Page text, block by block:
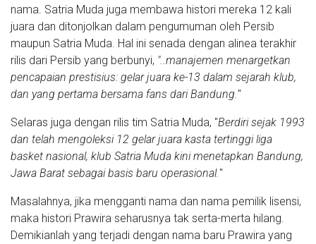
nama. Satria Muda juga membawa histori mereka 12 kali
juara dan ditonjolkan dalam pengumuman oleh Persib
maupun Satria Muda. Hal ini senada dengan alinea terakhir
rilis dari Persib yang berbunyi, "..manajemen menargetkan
pencapaian prestisius: gelar juara ke-13 dalam sejarah klub,
dan yang pertama bersama fans dari Bandung. "
Selaras juga dengan rilis tim Satria Muda, "Berdiri sejak 1993
dan telah mengoleksi 12 gelar juara kasta tertinggi liga
basket nasional, klub Satria Muda kini menetapkan Bandung,
Jawa Barat sebagai basis baru operasional. "
Masalahnya, jika mengganti nama dan nama pemilik lisensi,
maka histori Prawira seharusnya tak serta-merta hilang.
Demikianlah yang terjadi dengan nama baru Prawira yang